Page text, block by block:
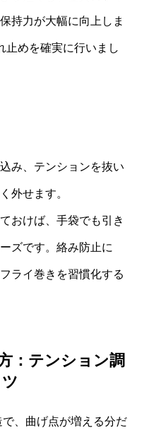
持力が大幅に向上しま
止めを確実に行いまし
み、テンションを抜い
外せます。
おけば、手袋でも引き
ズです。絡み防止に
ライ巻きを習慣化する
：テンション調
、曲げ点が増える分だ